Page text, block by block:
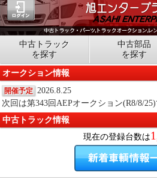
中古トラック
を探す
中古部品
を探す
オークション情報
開催予定
2026.8.25
次回は第343回AEPオークション(R8/8/
中古トラック情報
現在の登録台数は